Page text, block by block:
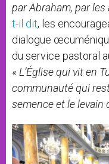
par Abraham, par
t-il dit, les
dialogue
du service pastoral
« L’Église qui vit en
communauté qui
semence et le levain